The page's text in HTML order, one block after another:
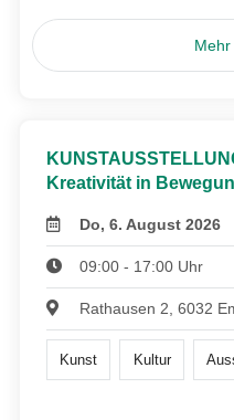
Kreativität in
Do, 6. August 2026
09:00 - 17:00 Uhr
Rathausen 2, 6032
Kunst Kultur